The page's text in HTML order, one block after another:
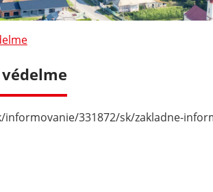
331872/sk/zakladne-